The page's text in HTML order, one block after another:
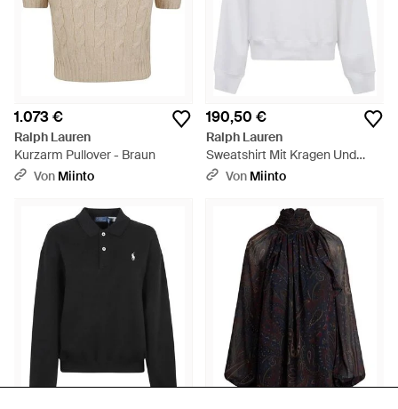
1.073 €
Ralph Lauren
Kurzarm Pullover - Braun
Von Miinto
190,50 €
Ralph Lauren
Sweatshirt Mit Kragen Und
Halbem Reißverschluss - Weiß
Von Miinto